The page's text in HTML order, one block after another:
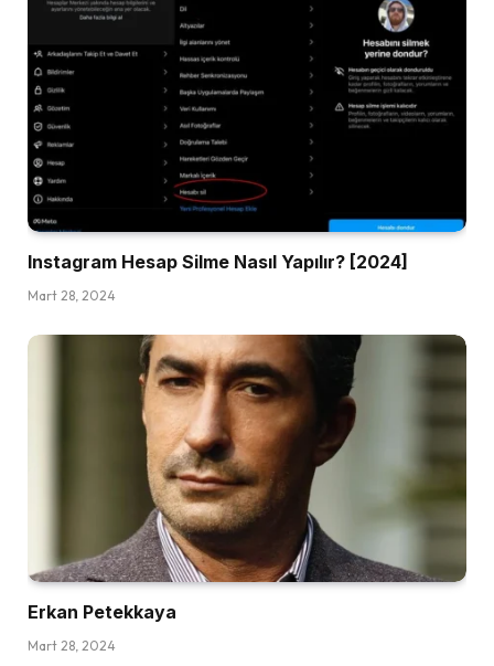
Instagram Hesap Silme Nasıl Yapılır? [2024]
Mart 28, 2024
Erkan Petekkaya
Mart 28, 2024